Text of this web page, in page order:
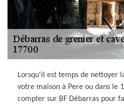
Lorsqu'il est temps de nettoyer
votre maison à Pere ou dans le
compter sur BF Débarras pour